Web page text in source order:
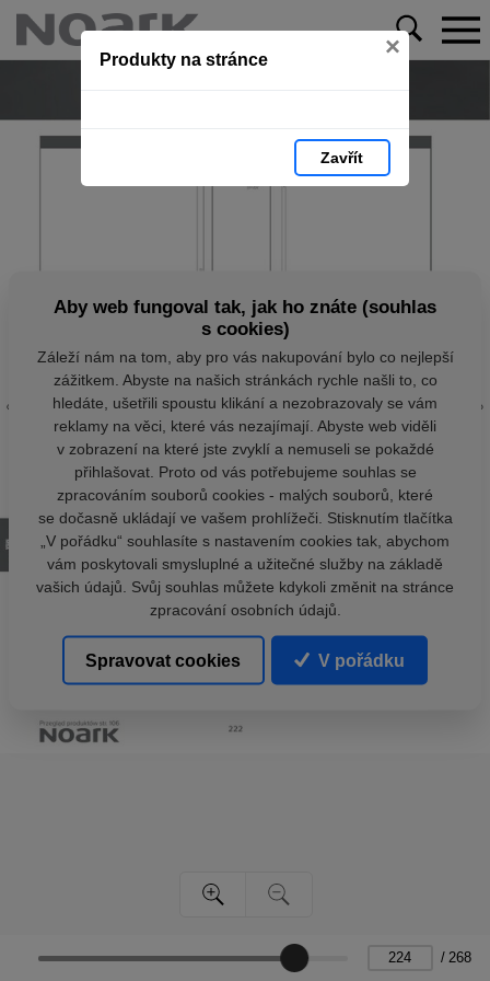
Produkty na stránce ×
Zavřít
/ 268
Aby web fungoval tak, jak ho znáte (souhlas
s cookies)
Záleží nám na tom, aby pro vás nakupování bylo co nejlepší
zážitkem. Abyste na našich stránkách rychle našli to, co
hledáte, ušetřili spoustu klikání a nezobrazovaly se vám
reklamy na věci, které vás nezajímají. Abyste web viděli
v zobrazení na které jste zvyklí a nemuseli se pokaždé
přihlašovat. Proto od vás potřebujeme souhlas se
zpracováním souborů cookies - malých souborů, které
se dočasně ukládají ve vašem prohlížeči. Stisknutím tlačítka
„V pořádku“ souhlasíte s nastavením cookies tak, abychom
vám poskytovali smysluplné a užitečné služby na základě
vašich údajů. Svůj souhlas můžete kdykoli změnit na stránce
zpracování osobních údajů.
Spravovat cookies V pořádku